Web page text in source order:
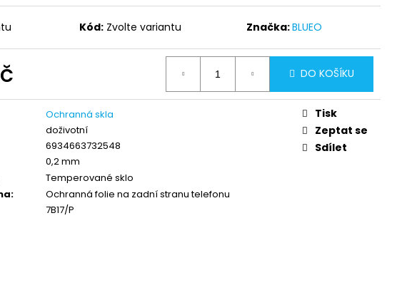
Kód: Zvolte variantu Značka:BLUEO
DO KOŠÍKU
Ochranná skla
doživotní
6934663732548
0,2 mm
Temperované sklo
:
Ochranná folie na zadní stranu telefonu
7B17/P
Tisk
Zeptat se
Sdílet
4/5
Kč